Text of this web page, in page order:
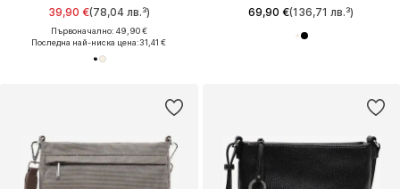
39,90 €(78,04 лв.³)
Първоначално: 49,90 €
Последна най-ниска цена:31,41 €
69,90 €(136,71 лв.³)